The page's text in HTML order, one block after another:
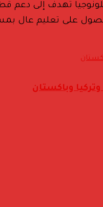
تهدف إلى دعم
على تعليم عال
وباكستان